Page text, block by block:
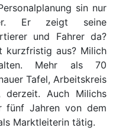
sin nur
Er zeigt seine
und Fahrer da?
kurzfristig aus? Milich
Mehr als 70
Tafel, Arbeitskreis
derzeit. Auch Milichs
fünf Jahren von dem
Marktleiterin tätig.